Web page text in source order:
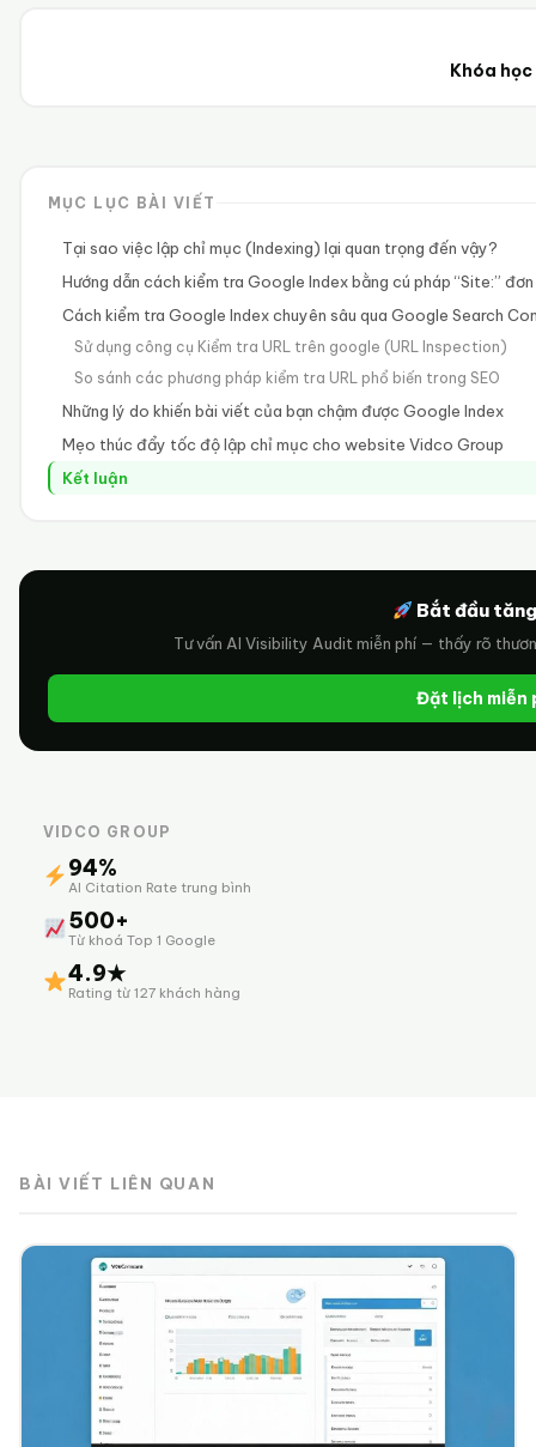
Khóa học
MỤC LỤC BÀI VIẾT
Tại sao việc lập chỉ mục (Indexing) lại quan trọng đến vậy?
Hướng dẫn cách kiểm tra Google Index bằng cú pháp “Site:”
Cách kiểm tra Google Index chuyên sâu qua Google Search
Sử dụng công cụ Kiểm tra URL trên google (URL Inspection)
So sánh các phương pháp kiểm tra URL phổ biến trong SEO
Những lý do khiến bài viết của bạn chậm được Google Index
Mẹo thúc đẩy tốc độ lập chỉ mục cho website Vidco Group
Kết luận
Bắt đầu
Tư vấn AI Visibility Audit miễn phí — thấy rõ
Đặt lịch miễn
VIDCO GROUP
94%
AI Citation Rate trung bình
500+
Từ khoá Top 1 Google
4.9★
Rating từ 127 khách hàng
BÀI VIẾT LIÊN QUAN